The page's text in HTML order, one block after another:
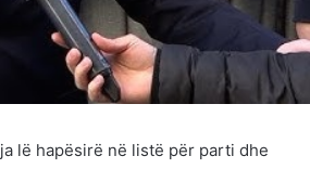
lë hapësirë në listë për parti dhe